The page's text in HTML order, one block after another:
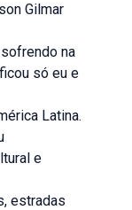
Gilmar
na
só eu e
Latina.
e
estradas